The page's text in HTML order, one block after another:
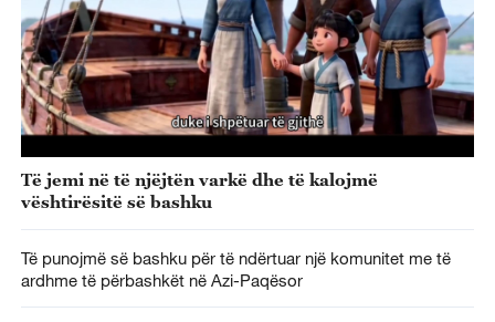
Të jemi në të njëjtën varkë dhe të kalojmë
vështirësitë së bashku
Të punojmë së bashku për të ndërtuar një komunitet me të
ardhme të përbashkët në Azi-Paqësor